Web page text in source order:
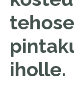
iholle.